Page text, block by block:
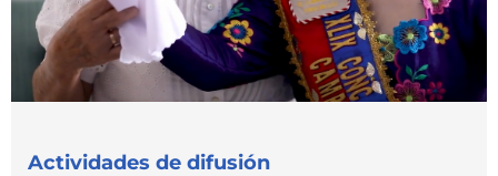
Actividades de difusión